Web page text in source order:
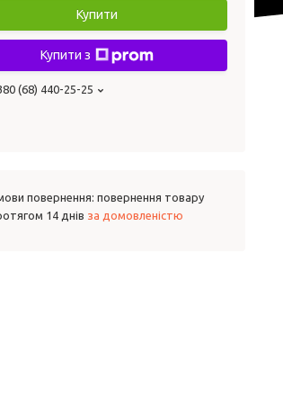
Купити
Купити з
(68) 440-25-25
повернення товару
14 днів за домовленістю